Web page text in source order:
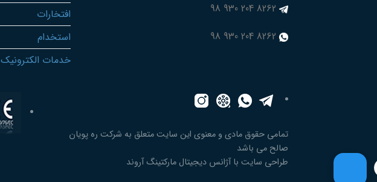
افتخارات
استخدام
خدمات الکترونیک
تمامی حقوق مادی و معنوی این سایت متعلق به شرکت ره پویان
صالح می باشد
طراحی سایت با آژانس دیجیتال مارکتینگ آروند